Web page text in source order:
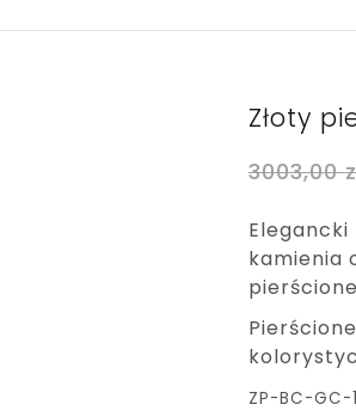
Złoty
3003,00
kamienia
ZP-BC-GC-